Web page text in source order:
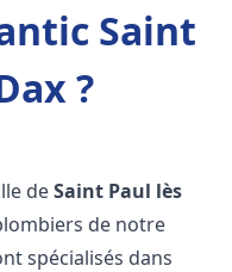
Saint
?
deSaint Paul lès
de notre
spécialisés dans